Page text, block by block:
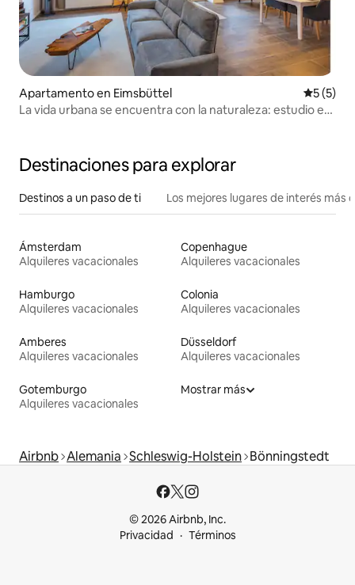
Apartamento en Eimsbüttel
5 (5)
La vida urbana se encuentra con la naturaleza: estudio en
Destinaciones para explorar
Destinos a un paso de ti Los mejores lugares de interés más
Ámsterdam
Alquileres vacacionales
Copenhague
Alquileres vacacionales
Hamburgo
Alquileres vacacionales
Colonia
Alquileres vacacionales
Amberes
Alquileres vacacionales
Düsseldorf
Alquileres vacacionales
Gotemburgo
Alquileres vacacionales
Mostrar más
Airbnb Alemania Schleswig-Holstein Bönningstedt
© 2026 Airbnb, Inc.
Privacidad
Términos